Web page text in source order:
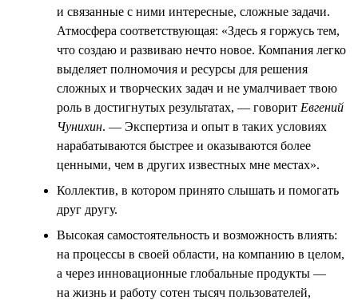
и связанные с ними интересные, сложные задачи.
Атмосфера соответствующая: «Здесь я горжусь тем,
что создаю и развиваю нечто новое. Компания легко
выделяет полномочия и ресурсы для решения
сложных и творческих задач и не умалчивает твою
роль в достигнутых результатах, — говорит Евгений
Чунихин. — Экспертиза и опыт в таких условиях
нарабатываются быстрее и оказываются более
ценными, чем в других известных мне местах».
Коллектив, в котором принято слышать и помогать
друг другу.
Высокая самостоятельность и возможность влиять:
на процессы в своей области, на компанию в целом,
а через инновационные глобальные продукты —
на жизнь и работу сотен тысяч пользователей,